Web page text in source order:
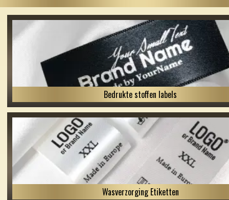
Bedrukte stoffen labels
Wasverzorging Etiketten